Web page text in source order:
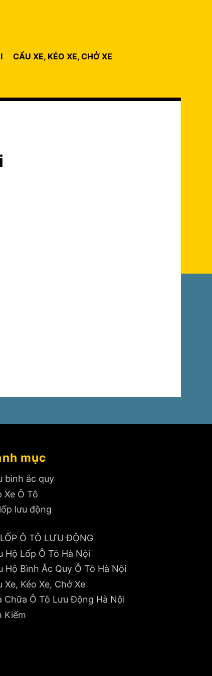
CẨU XE, KÉO XE, CHỞ XE
mục
bình ắc quy
Xe Ô Tô
lưu động
Ô TÔ LƯU ĐỘNG
Hộ Lốp Ô Tô Hà Nội
Hộ Bình Ắc Quy Ô Tô Hà Nội
Xe, Kéo Xe, Chở Xe
Chữa Ô Tô Lưu Động Hà Nội
Kiếm